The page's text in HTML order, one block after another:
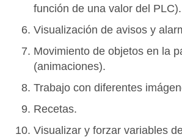
función de una valor del PLC).
Visualización de avisos y
Movimiento de objetos en la
(animaciones).
Trabajo con diferentes
Recetas.
Visualizar y forzar variables